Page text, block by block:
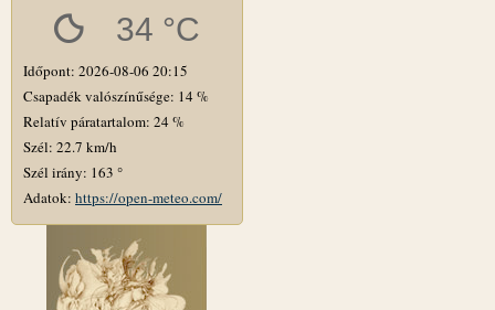
34 °C
Időpont: 2026-08-06 20:15
Csapadék valószínűsége: 14 %
Relatív páratartalom: 24 %
Szél: 22.7 km/h
Szél irány: 163 °
Adatok: https://open-meteo.com/